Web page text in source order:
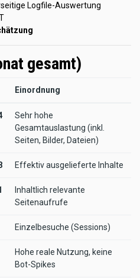
Logfile-Auswertung
gesamt)
Einordnung
Sehr hohe
Gesamtauslastung (inkl.
Seiten, Bilder, Dateien)
Effektiv ausgelieferte Inhalte
Inhaltlich relevante
Seitenaufrufe
Einzelbesuche (Sessions)
Hohe reale Nutzung, keine
Bot-Spikes